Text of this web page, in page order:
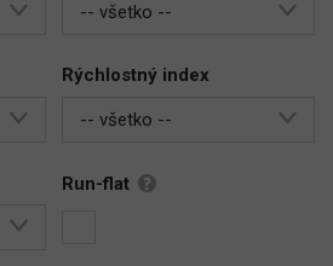
-- všetko --
Rýchlostný index
-- všetko --
Run-flat